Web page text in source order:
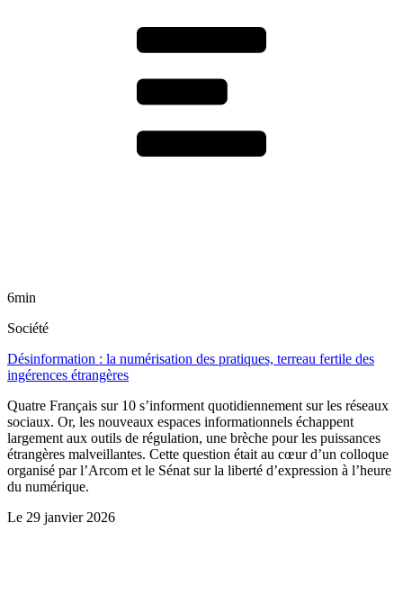
6min
Société
Désinformation : la numérisation des pratiques, terreau fertile des
ingérences étrangères
Quatre Français sur 10 s’informent quotidiennement sur les réseaux
sociaux. Or, les nouveaux espaces informationnels échappent
largement aux outils de régulation, une brèche pour les puissances
étrangères malveillantes. Cette question était au cœur d’un colloque
organisé par l’Arcom et le Sénat sur la liberté d’expression à l’heure
du numérique.
Le 29 janvier 2026